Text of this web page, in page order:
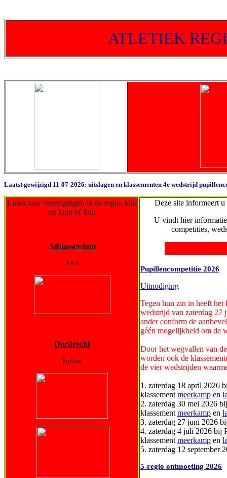
` ATLETIEK
Laatst gewijzigd 11-07-2026: uitslagen en klassementen 4e wedstrijd
Links naar verenigingen in de regio, klik
op logo of foto
Alblasserdam
AAA
Dordrecht
Fortius
Deze site informeert
U vindt hier
competities,
Pupillencompetitie 2026
Uitnodiging
Tegen hun zin in heeft
wedstrijd van zaterdag 27
ander conform de
géén mogelijkheid om de
Door het wegvallen van
worden ook de
de vier wedstrijden
1. zaterdag 18 april 2026
klassement meerkamp en
2. zaterdag 30 mei 2026
klassement meerkamp en
3. zaterdag 27 juni 2026
4. zaterdag 4 juli 2026 bij
klassement meerkamp en
5. zaterdag 12
5-regio ontmoeting 2026